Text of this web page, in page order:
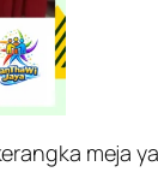
meja